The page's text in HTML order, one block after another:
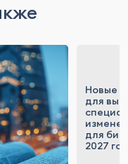
Новые
для
для
2027